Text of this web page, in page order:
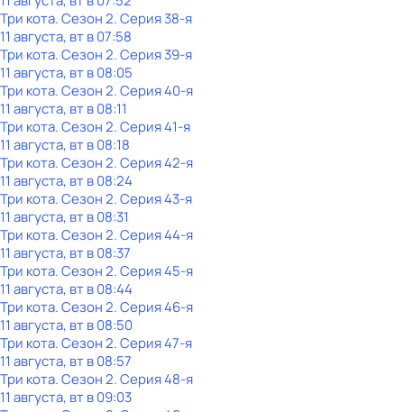
Три кота. Сезон 2. Серия 38-я
11 августа, вт в 07:58
Три кота. Сезон 2. Серия 39-я
11 августа, вт в 08:05
Три кота. Сезон 2. Серия 40-я
11 августа, вт в 08:11
Три кота. Сезон 2. Серия 41-я
11 августа, вт в 08:18
Три кота. Сезон 2. Серия 42-я
11 августа, вт в 08:24
Три кота. Сезон 2. Серия 43-я
11 августа, вт в 08:31
Три кота. Сезон 2. Серия 44-я
11 августа, вт в 08:37
Три кота. Сезон 2. Серия 45-я
11 августа, вт в 08:44
Три кота. Сезон 2. Серия 46-я
11 августа, вт в 08:50
Три кота. Сезон 2. Серия 47-я
11 августа, вт в 08:57
Три кота. Сезон 2. Серия 48-я
11 августа, вт в 09:03